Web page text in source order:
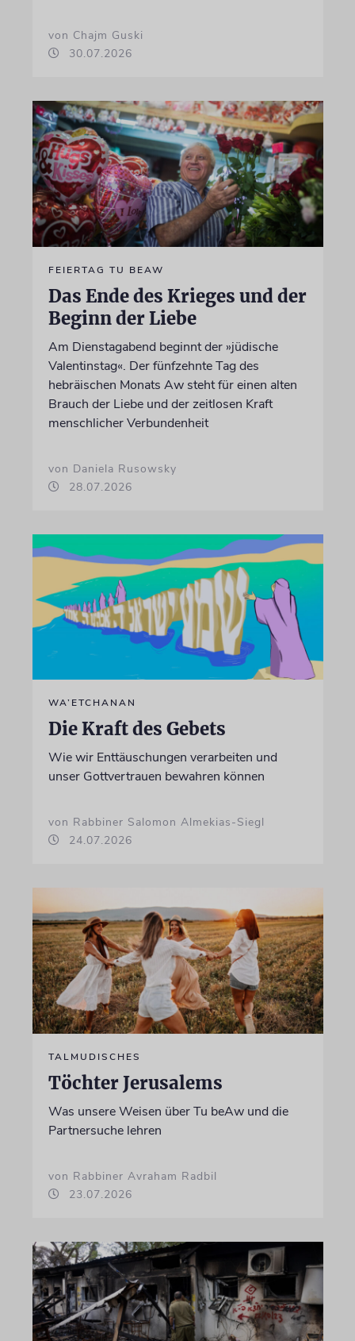
von Chajm Guski
30.07.2026
FEIERTAG TU BEAW
Das Ende des Krieges und der
Beginn der Liebe
Am Dienstagabend beginnt der »jüdische
Valentinstag«. Der fünfzehnte Tag des
hebräischen Monats Aw steht für einen alten
Brauch der Liebe und der zeitlosen Kraft
menschlicher Verbundenheit
von Daniela Rusowsky
28.07.2026
WA’ETCHANAN
Die Kraft des Gebets
Wie wir Enttäuschungen verarbeiten und
unser Gottvertrauen bewahren können
von Rabbiner Salomon Almekias-Siegl
24.07.2026
TALMUDISCHES
Töchter Jerusalems
Was unsere Weisen über Tu beAw und die
Partnersuche lehren
von Rabbiner Avraham Radbil
23.07.2026